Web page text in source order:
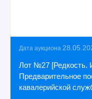
Дата аукциона
Лот №27 [Редкость.
Предварительное
кавалерийской